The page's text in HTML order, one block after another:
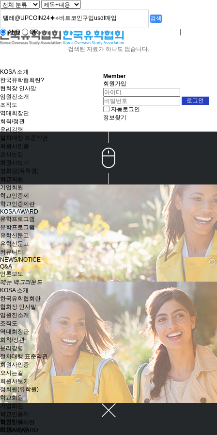
KOSA 소개
한국유학협회란?
협회장 인사말
임원진소개
조직도
역대회장단
회칙/정관
윤리강령
절차대행 표준약관
회원사인증
오시는길
회원사보기
정회원(유학원)
학교회원
기업회원
학교인증제
학교인증제란
KOSA AWARD
유학프로그램
유학프로그램
유학신문고
유학신문고
커뮤니티
NEWS/NOTICE
Q&A
언론보도
메뉴 백그라운드
KOSA 소개
한국유학협회란
협회장 인사말
임원진소개
조직도
역대회장단
회칙/정관
윤리강령
절차대행 표준약관
회원사인증
오시는길
회원사보기
정회원(유학원)
학교회원
기업회원
학교인증제
학교인증제란
KOSA AWARD
검색
AND OR
검색된 자료가 하나도 없습니다.
Member
회원가입
자동로그인
정보찾기
협회안내
회원사정관